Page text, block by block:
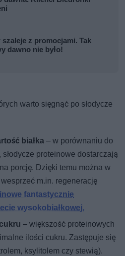
z promocjami. Tak
dawno nie było!
warto sięgnąć po słodycze
białka – w porównaniu do
proteinowe dostarczają
porcję. Dzięki temu można w
m.in. regenerację
fantastycznie
wysokobiałkowej.
cukru– większość proteinowych
ilości cukru. Zastępuje się
ksylitolem czy stewią).